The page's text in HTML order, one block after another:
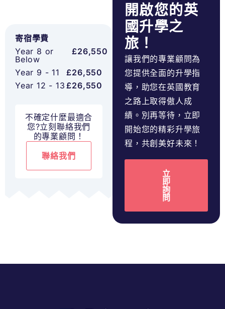
寄宿學費
Year 8 or
Below
£26,550
Year 9 - 11
£26,550
Year 12 - 13 £26,550
不確定什麼最適合
您?立刻聯絡我們
的專業顧問！
聯絡我們
開啟您的英
國升學之
旅！
讓我們的專業顧問為
您提供全面的升學指
導，助您在英國教育
之路上取得傲人成
績。別再等待，立即
開始您的精彩升學旅
程，共創美好未來！
立
即
詢
問